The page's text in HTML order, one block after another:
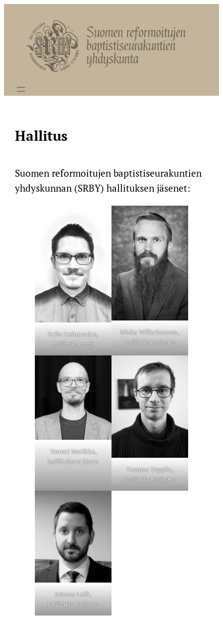
sisältöön
Hallitus
Suomen reformoitujen baptistiseurakuntien
yhdyskunnan (SRBY) hallituksen jäsenet:
Eelis Halmemies,
hallituksen pj.
Miska Wilhelmsson,
hallituksen jäsen
Tommi Matikka,
hallituksen jäsen
Tuomas Toppila,
hallituksen jäsen
Juhana Lalli,
hallituksen jäsen